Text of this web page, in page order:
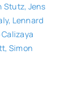
Stutz, Jens
Lennard
Simon